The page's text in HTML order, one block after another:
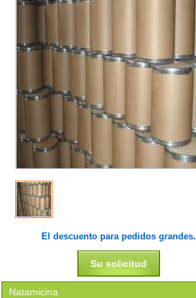
El descuento para pedidos grandes.
Su solicitud
Natamicina